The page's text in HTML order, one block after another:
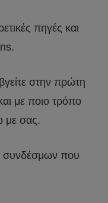
πηγές και
στην πρώτη
με ποιο τρόπο
με σας.
συνδέσμων που